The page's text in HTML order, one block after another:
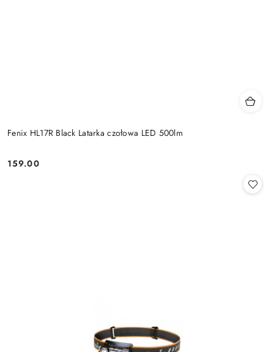
Fenix HL17R Black Latarka czołowa LED 500lm
Cena:
159.00